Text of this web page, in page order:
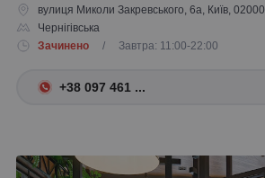
вулиця Миколи Закревського, 6а, Київ, 02000
Чернігівська
Зачинено
/ Завтра: 11:00-22:00
+38 097 461 ...